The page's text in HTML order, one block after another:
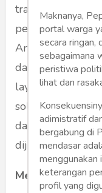
transportasi
perjalanan
Anda yang
dan keamanan
layanan sewa
solusi terbaik.
dan layanan
dijamin akan
Mengapa
Maknanya,
portal warga
secara ringan,
sebagaimana
peristiwa
lihat dan
adimistratif
bergabung di
mendasar
keterangan
profil yang